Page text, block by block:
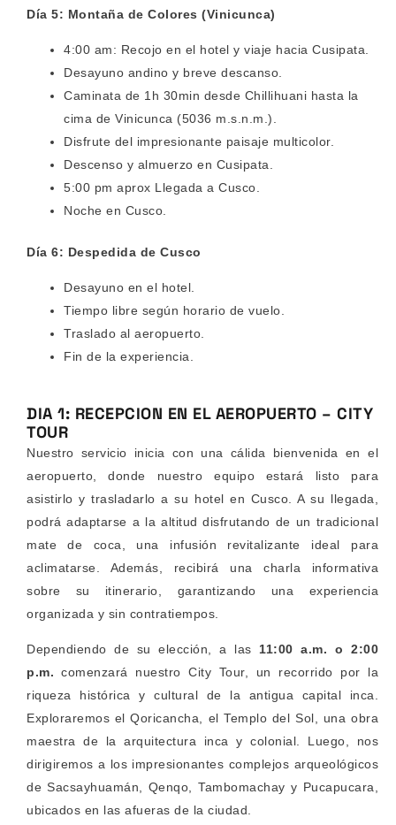
Día 5: Montaña de Colores (Vinicunca)
4:00 am: Recojo en el hotel y viaje hacia Cusipata.
Desayuno andino y breve descanso.
Caminata de 1h 30min desde Chillihuani hasta la
cima de Vinicunca (5036 m.s.n.m.).
Disfrute del impresionante paisaje multicolor.
Descenso y almuerzo en Cusipata.
5:00 pm aprox Llegada a Cusco.
Noche en Cusco.
Día 6: Despedida de Cusco
Desayuno en el hotel.
Tiempo libre según horario de vuelo.
Traslado al aeropuerto.
Fin de la experiencia.
DIA 1: RECEPCION EN EL AEROPUERTO – CITY
TOUR
Nuestro servicio inicia con una cálida bienvenida en el
aeropuerto, donde nuestro equipo estará listo para
asistirlo y trasladarlo a su hotel en Cusco. A su llegada,
podrá adaptarse a la altitud disfrutando de un tradicional
mate de coca, una infusión revitalizante ideal para
aclimatarse. Además, recibirá una charla informativa
sobre su itinerario, garantizando una experiencia
organizada y sin contratiempos.
Dependiendo de su elección, a las 11:00 a.m. o 2:00
p.m. comenzará nuestro City Tour, un recorrido por la
riqueza histórica y cultural de la antigua capital inca.
Exploraremos el Qoricancha, el Templo del Sol, una obra
maestra de la arquitectura inca y colonial. Luego, nos
dirigiremos a los impresionantes complejos arqueológicos
de Sacsayhuamán, Qenqo, Tambomachay y Pucapucara,
ubicados en las afueras de la ciudad.